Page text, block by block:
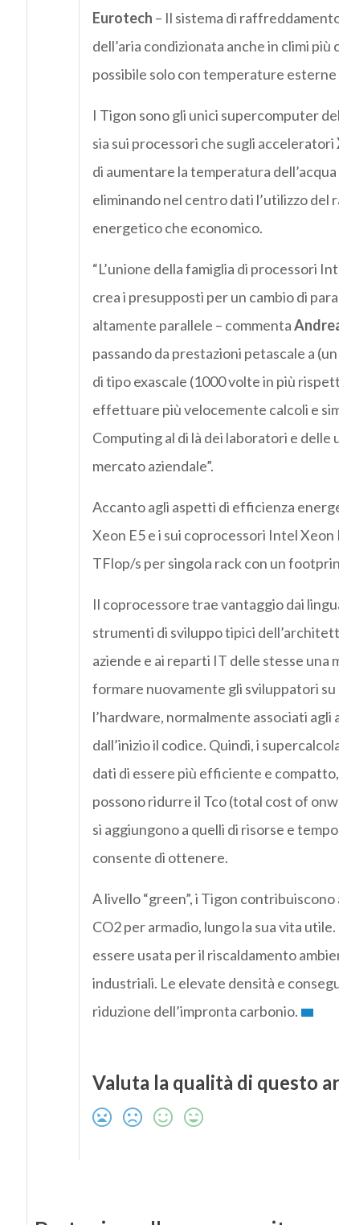
Eurotech – Il sistema di
dell’aria condizionata anche in climi
possibile solo con temperature esterne
I Tigon sono gli unici supercomputer
sia sui processori che sugli acceleratori
di aumentare la temperatura
eliminando nel centro dati l’utilizzo del
energetico che economico.
“L’unione della famiglia di processori
crea i presupposti per un cambio di
altamente parallele – commenta
passando da prestazioni petascale a
di tipo exascale (1000 volte in più
effettuare più velocemente calcoli e
Computing al di là dei laboratori e
mercato aziendale”.
Accanto agli aspetti di efficienza
Xeon E5 e i sui coprocessori Intel
TFlop/s per singola rack con un
Il coprocessore trae vantaggio dai
strumenti di sviluppo tipici
aziende e ai reparti IT delle stesse una
formare nuovamente gli sviluppatori
l’hardware, normalmente associati
dall’inizio il codice. Quindi, i
dati di essere più efficiente e
possono ridurre il Tco (total cost of
si aggiungono a quelli di risorse e
consente di ottenere.
A livello “green”, i Tigon
CO2 per armadio, lungo la sua vita
essere usata per il riscaldamento
industriali. Le elevate densità e
riduzione dell’impronta carbonio.
Valuta la qualità di questo